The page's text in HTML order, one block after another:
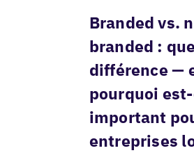
Branded vs.
branded :
différence —
pourquoi
important
entreprises